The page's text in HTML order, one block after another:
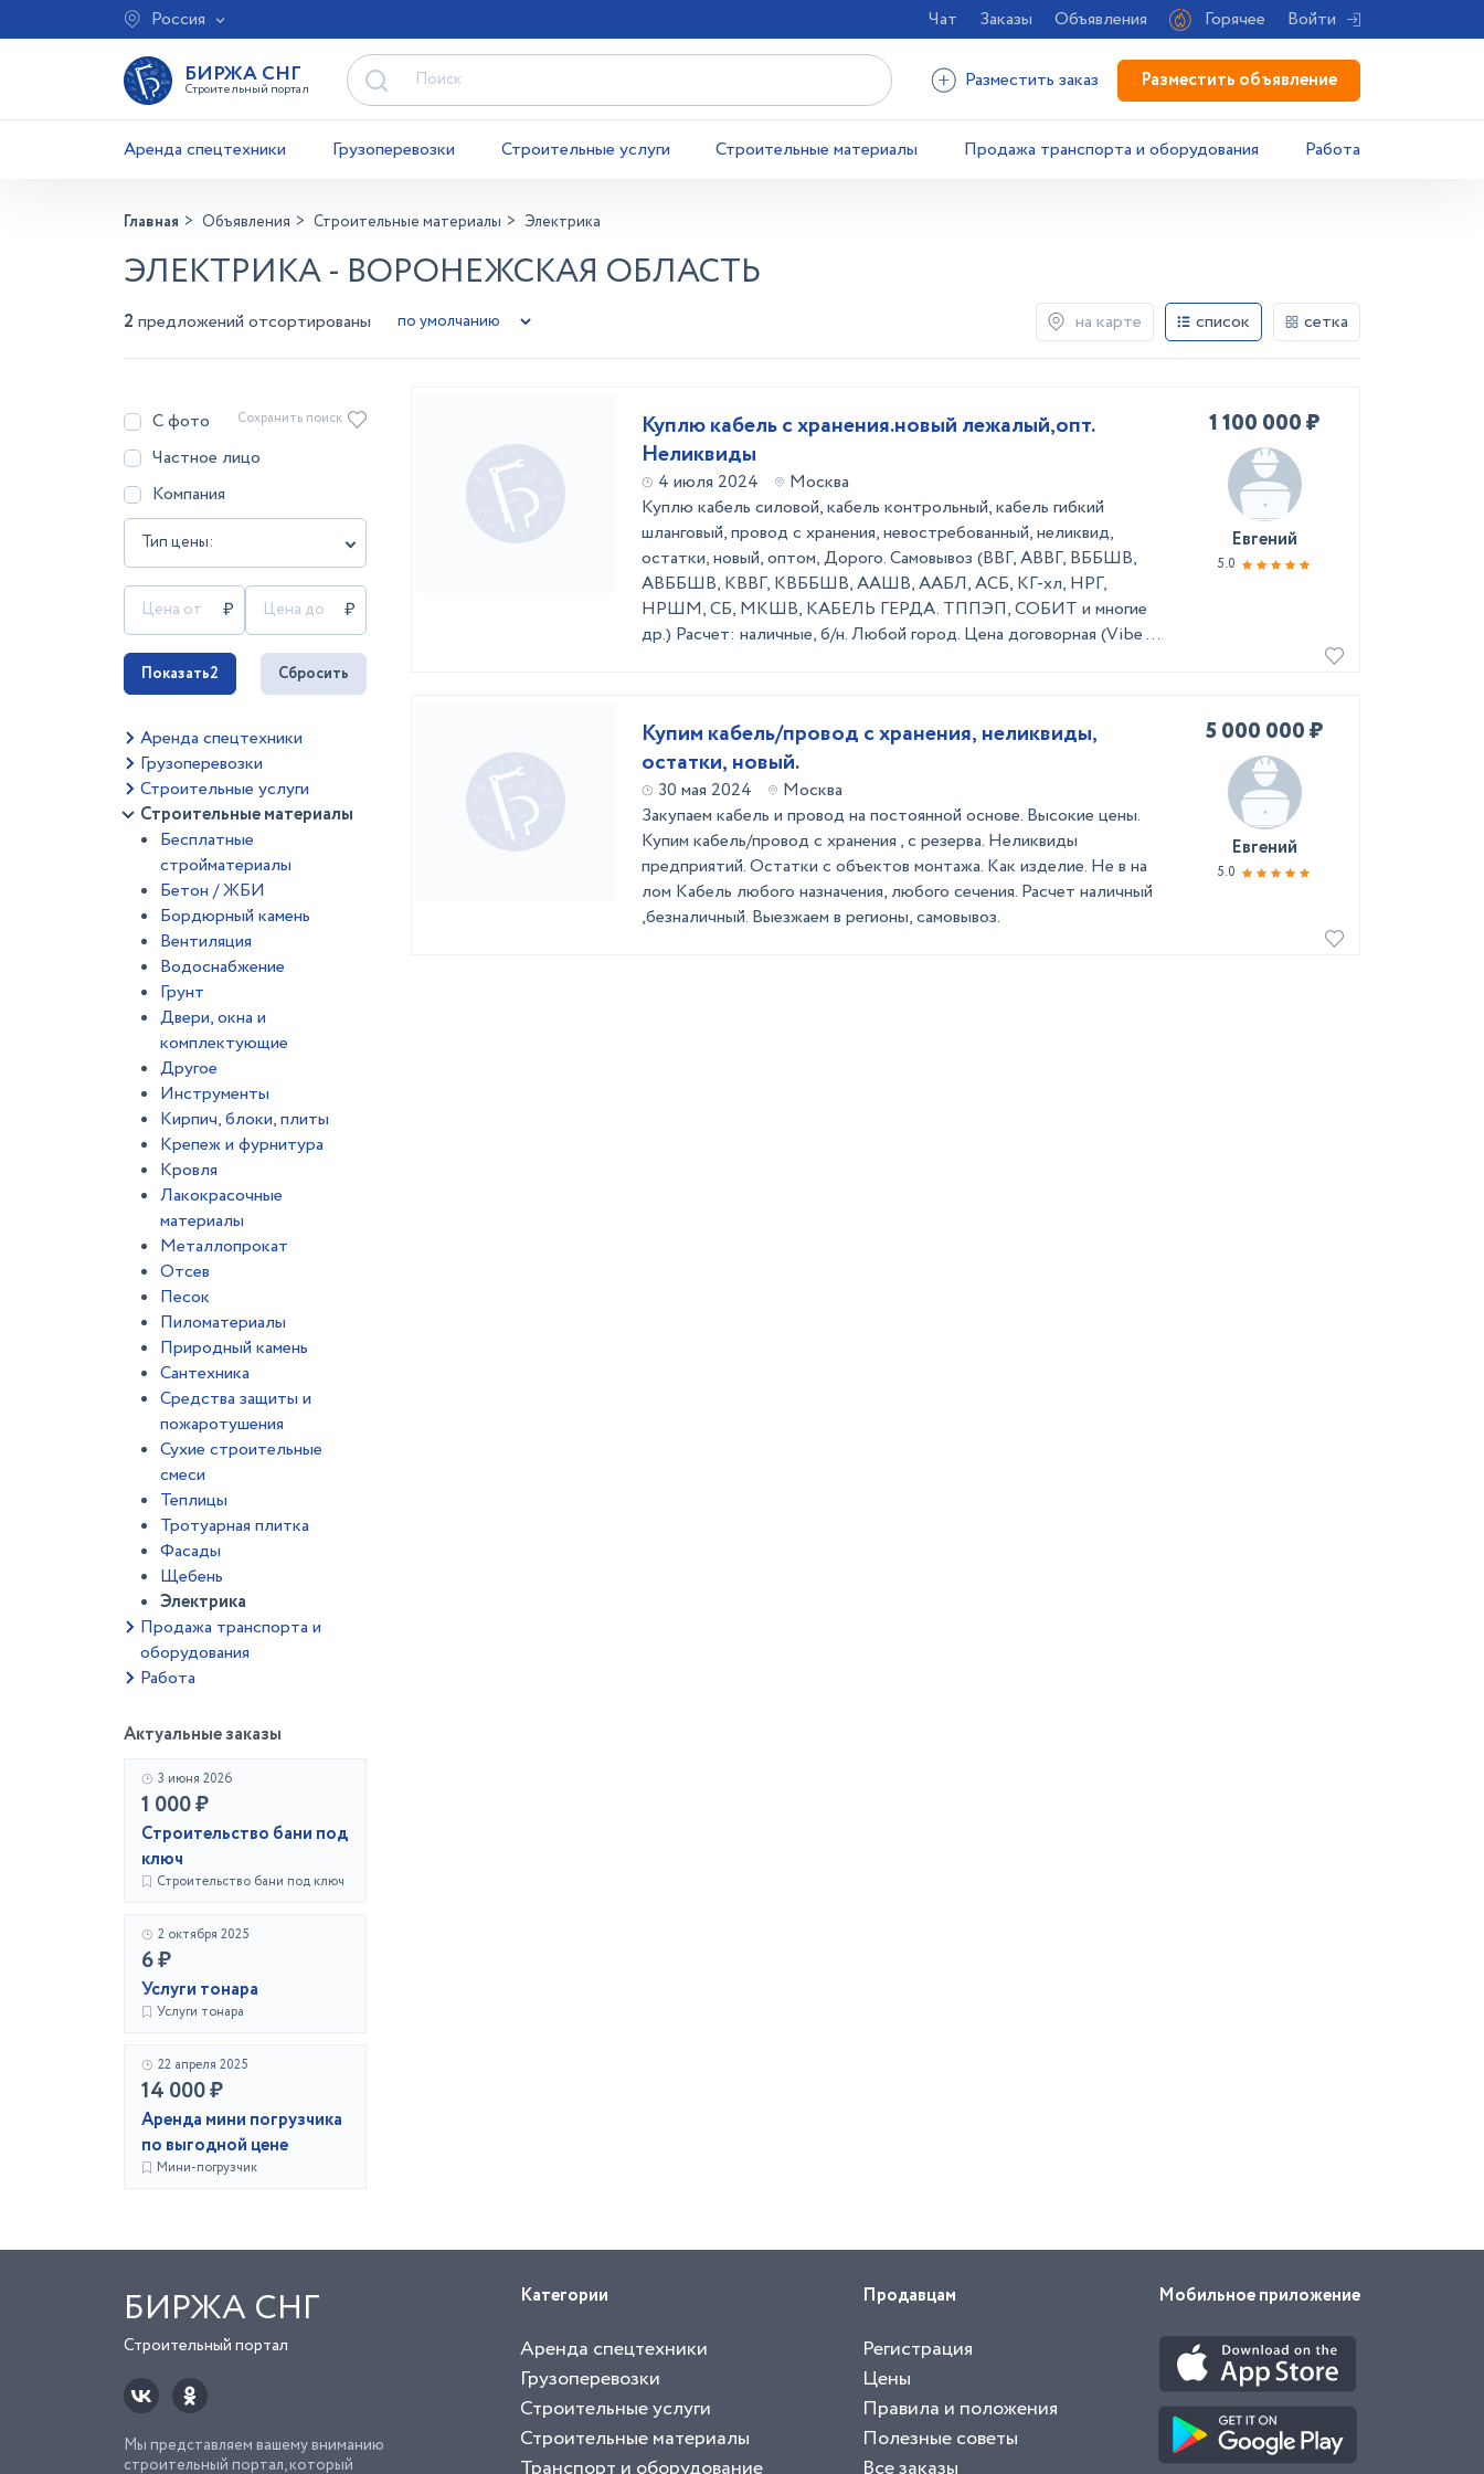
Россия Чат Заказы Объявления Горячее Войти
БИРЖА СНГ
Строительный портал Разместить заказ Разместить объявление
Аренда спецтехники Грузоперевозки Строительные услуги Строительные материалы Продажа транспорта и оборудования Работа
Главная Объявления Строительные материалы Электрика
ЭЛЕКТРИКА - ВОРОНЕЖСКАЯ ОБЛАСТЬ
2 предложений отсортированы на карте список сетка
С фото
Частное лицо
Компания
Тип цены:
Сохранить поиск
Показать2 Сбросить
Аренда спецтехники
Грузоперевозки
Строительные услуги
Строительные материалы
Бесплатные
стройматериалы
Бетон / ЖБИ
Бордюрный камень
Вентиляция
Водоснабжение
Грунт
Двери, окна и
комплектующие
Другое
Инструменты
Кирпич, блоки, плиты
Крепеж и фурнитура
Кровля
Лакокрасочные
материалы
Металлопрокат
Отсев
Песок
Пиломатериалы
Природный камень
Сантехника
Средства защиты и
пожаротушения
Сухие строительные
смеси
Теплицы
Тротуарная плитка
Фасады
Щебень
Электрика
Продажа транспорта и
оборудования
Работа
Актуальные заказы
3 июня 2026
1 000 ₽
Строительство бани под
ключ
Строительство бани под ключ
2 октября 2025
6 ₽
Услуги тонара
Услуги тонара
22 апреля 2025
14 000 ₽
Аренда мини погрузчика
по выгодной цене
Мини-погрузчик
Kyплю кабель c хранения.новый лежалый,опт.
Неликвиды
4 июля 2024
Москва
Куплю кабель силовой, кабель контрольный, кабель гибкий
шланговый, провод с хранения, невостребованный, неликвид,
остатки, новый, оптом, Дорого. Самовывоз (ВВГ, АВВГ, ВББШВ,
АВББШВ, КВВГ, КВББШВ, ААШВ, ААБЛ, АСБ, КГ-хл, НРГ,
НРШМ, СБ, МКШВ, КАБЕЛЬ ГЕРДА. ТППЭП, СОБИТ и многие
др.) Расчет: наличные, б/н. Любой город. Цена договорная (Vibe ...
1 100 000 ₽
Евгений
5.0
Купим кабель/провод с хранения, неликвиды,
остатки, новый.
30 мая 2024
Москва
Закупаем кабель и провод на постоянной основе. Высокие цены.
Купим кабель/провод с хранения , с резерва. Неликвиды
предприятий. Остатки с объектов монтажа. Как изделие. Не в на
лом Кабель любого назначения, любого сечения. Расчет наличный
,безналичный. Выезжаем в регионы, самовывоз.
5 000 000 ₽
Евгений
5.0
БИРЖА СНГ
Строительный портал
Мы представляем вашему вниманию
строительный портал, который
Категории
Аренда спецтехники
Грузоперевозки
Строительные услуги
Строительные материалы
Продавцам
Регистрация
Цены
Правила и положения
Полезные советы
Мобильное приложение